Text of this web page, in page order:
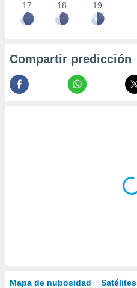
17 18 19
Compartir predicción
Mapa de nubosidad Satélites